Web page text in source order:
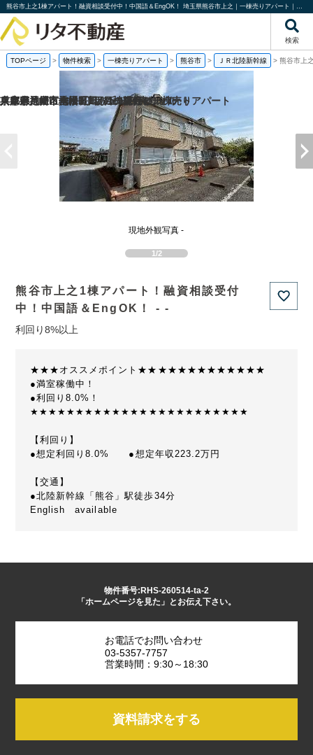
熊谷市上之1棟アパート！融資相談受付中！中国語＆EngOK！ 埼玉県熊谷市上之｜一棟売りアパート｜投資物件や収益物件｜株式会社リタ不動産
検索
TOPページ > 物件検索 > 一棟売りアパート > 熊谷市 > ＪＲ北陸新幹線 > 熊谷市上
1/2
現地外観写真 -
熊谷市上之1棟アパート！融資相談受付
中！中国語＆EngOK！ - -
利回り8%以上
★★★オススメポイント★★★★★★★★★★★★★
●満室稼働中！
●利回り8.0%！
★★★★★★★★★★★★★★★★★★★★★★★★
【利回り】
●想定利回り8.0% ●想定年収223.2万円
【交通】
●北陸新幹線「熊谷」駅徒歩34分
English available
物件番号:RHS-260514-ta-2
「ホームページを見た」とお伝え下さい。
お電話でお問い合わせ
03-5357-7757
営業時間：9:30～18:30
資料請求をする
兵庫県神戸市垂水区旭が丘3丁目の一棟売りアパート
兵庫県尼崎市七松町1丁目の1棟売りビル
京都府八幡市八幡長田の1棟売りビル
東京都足立区梅田1丁目の一棟売りアパート